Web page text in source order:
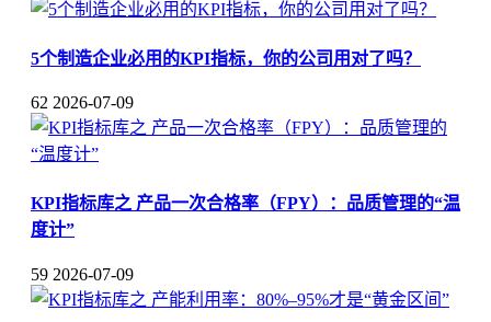
5个制造企业必用的KPI指标，你的公司用对了吗？
62 2026-07-09
KPI指标库之 产品一次合格率（FPY）：品质管理的“温
度计”
59 2026-07-09